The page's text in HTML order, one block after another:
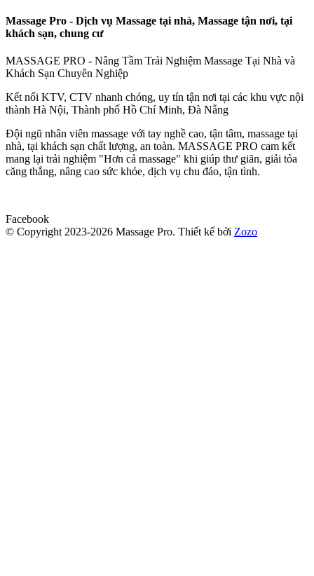
Massage Pro - Dịch vụ Massage tại nhà, Massage tận nơi, tại
khách sạn, chung cư
MASSAGE PRO - Nâng Tầm Trải Nghiệm Massage Tại Nhà và
Khách Sạn Chuyên Nghiệp
Kết nối KTV, CTV nhanh chóng, uy tín tận nơi tại các khu vực nội
thành Hà Nội, Thành phố Hồ Chí Minh, Đà Nẵng
Đội ngũ nhân viên massage với tay nghề cao, tận tâm, massage tại
nhà, tại khách sạn chất lượng, an toàn. MASSAGE PRO cam kết
mang lại trải nghiệm "Hơn cả massage" khi giúp thư giãn, giải tỏa
căng thẳng, nâng cao sức khỏe, dịch vụ chu đáo, tận tình.
Facebook
© Copyright 2023-2026 Massage Pro. Thiết kế bởi Zozo